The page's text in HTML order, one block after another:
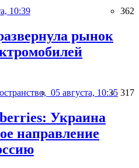
10:39 362
рынок
05 августа, 10:35 317
Украина
направление